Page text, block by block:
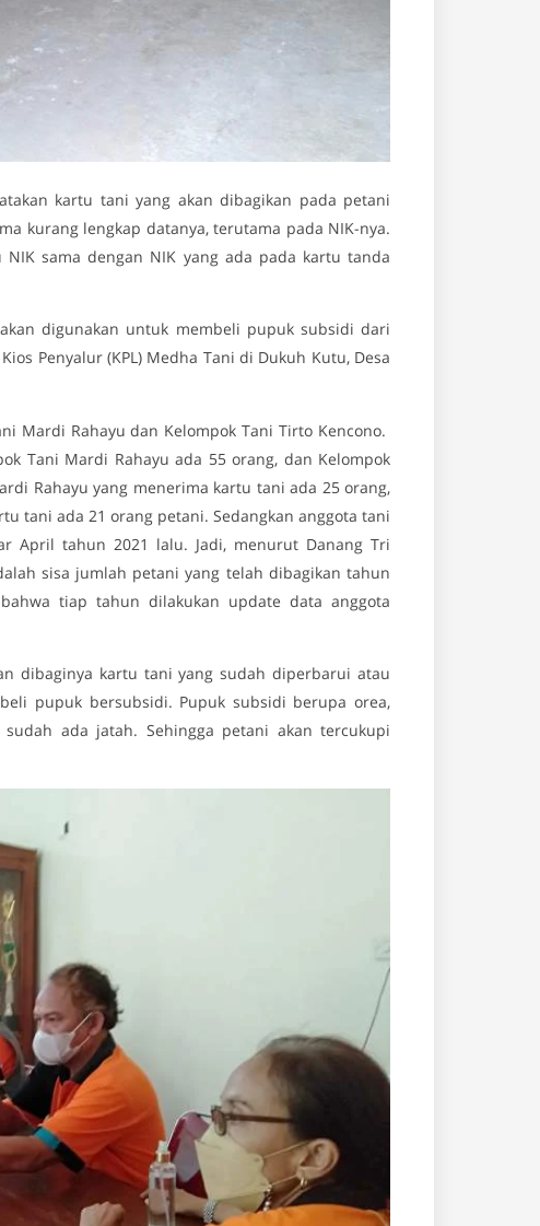
kartu tani yang akan dibagikan pada petani
kurang lengkap datanya, terutama pada NIK-nya.
sama dengan NIK yang ada pada kartu tanda
digunakan untuk membeli pupuk subsidi dari
Penyalur (KPL) Medha Tani di Dukuh Kutu, Desa
Mardi Rahayu dan Kelompok Tani Tirto Kencono.
Tani Mardi Rahayu ada 55 orang, dan Kelompok
Rahayu yang menerima kartu tani ada 25 orang,
tani ada 21 orang petani. Sedangkan anggota tani
April tahun 2021 lalu. Jadi, menurut Danang Tri
sisa jumlah petani yang telah dibagikan tahun
tiap tahun dilakukan update data anggota
dibaginya kartu tani yang sudah diperbarui atau
pupuk bersubsidi. Pupuk subsidi berupa orea,
ada jatah. Sehingga petani akan tercukupi